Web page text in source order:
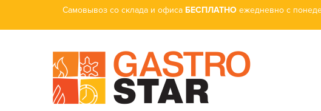
Самовывоз со склада и офиса БЕСПЛАТНО ежедневно с